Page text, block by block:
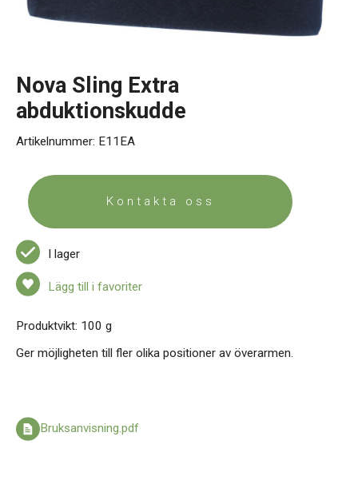
Nova Sling Extra
abduktionskudde
Artikelnummer: E11EA
Kontakta oss
I lager
Lägg till i favoriter
Produktvikt: 100 g
Ger möjligheten till fler olika positioner av överarmen.
Bruksanvisning.pdf